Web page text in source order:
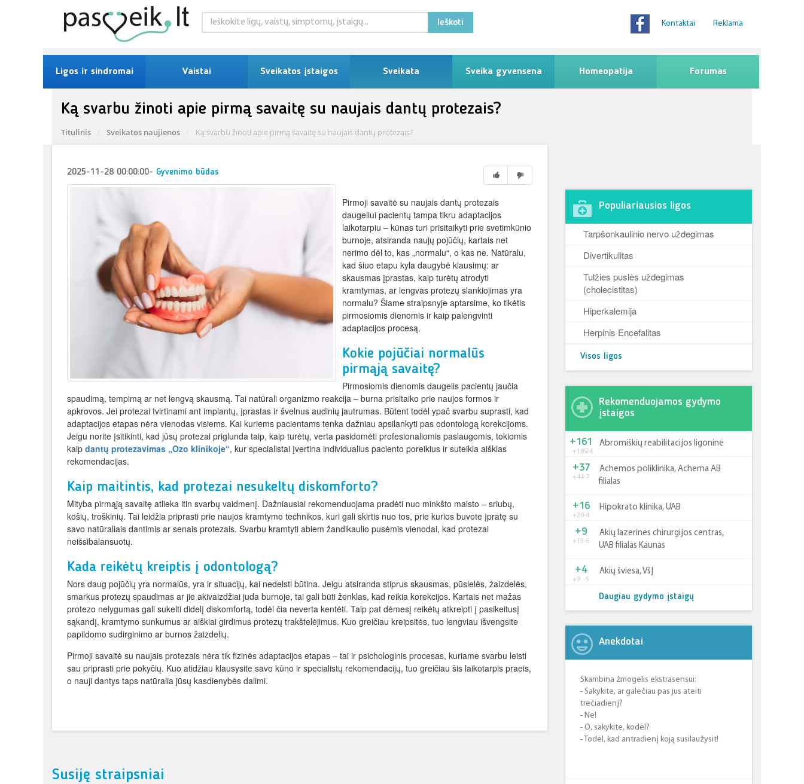
Ieškoti Kontaktai Reklama
Ligos ir sindromai Vaistai Sveikatos įstaigos Sveikata Sveika gyvensena Homeopatija Forumas
Ką svarbu žinoti apie pirmą savaitę su naujais dantų protezais?
Titulinis Sveikatos naujienos Ką svarbu žinoti apie pirmą savaitę su naujais dantų protezais?
2025-11-28 00:00:00- Gyvenimo būdas
Pirmoji savaitė su naujais dantų protezais
daugeliui pacientų tampa tikru adaptacijos
laikotarpiu – kūnas turi prisitaikyti prie svetimkūnio
burnoje, atsiranda naujų pojūčių, kartais net
nerimo dėl to, kas „normalu“, o kas ne. Natūralu,
kad šiuo etapu kyla daugybė klausimų: ar
skausmas įprastas, kaip turėtų atrodyti
kramtymas, ar lengvas protezų slankiojimas yra
normalu? Šiame straipsnyje aptarsime, ko tikėtis
pirmosiomis dienomis ir kaip palengvinti
adaptacijos procesą.
Kokie pojūčiai normalūs
pirmąją savaitę?
Pirmosiomis dienomis daugelis pacientų jaučia
spaudimą, tempimą ar net lengvą skausmą. Tai natūrali organizmo reakcija – burna prisitaiko prie naujos formos ir
apkrovos. Jei protezai tvirtinami ant implantų, įprastas ir švelnus audinių jautrumas. Būtent todėl ypač svarbu suprasti, kad
adaptacijos etapas nėra vienodas visiems. Kai kuriems pacientams tenka dažniau apsilankyti pas odontologą korekcijoms.
Jeigu norite įsitikinti, kad jūsų protezai priglunda taip, kaip turėtų, verta pasidomėti profesionaliomis paslaugomis, tokiomis
kaip dantų protezavimas „Ozo klinikoje“, kur specialistai įvertina individualius paciento poreikius ir suteikia aiškias
rekomendacijas.
Kaip maitintis, kad protezai nesukeltų diskomforto?
Mityba pirmąją savaitę atlieka itin svarbų vaidmenį. Dažniausiai rekomenduojama pradėti nuo minkšto maisto – sriubų,
košių, troškinių. Tai leidžia priprasti prie naujos kramtymo technikos, kuri gali skirtis nuo tos, prie kurios buvote įpratę su
savo natūraliais dantimis ar senais protezais. Svarbu kramtyti abiem žandikaulio pusėmis vienodai, kad protezai
neišsibalansuotų.
Kada reikėtų kreiptis į odontologą?
Nors daug pojūčių yra normalūs, yra ir situacijų, kai nedelsti būtina. Jeigu atsiranda stiprus skausmas, pūslelės, žaizdelės,
smarkus protezų spaudimas ar jie akivaizdžiai juda burnoje, tai gali būti ženklas, kad reikia korekcijos. Kartais net mažas
protezo nelygumas gali sukelti didelį diskomfortą, todėl čia neverta kentėti. Taip pat dėmesį reikėtų atkreipti į pasikeitusį
sąkandį, kramtymo sunkumus ar aiškiai girdimus protezų trakštelėjimus. Kuo greičiau kreipsitės, tuo lengviau išvengsite
papildomo sudirginimo ar burnos žaizdelių.
Pirmoji savaitė su naujais protezais nėra tik fizinės adaptacijos etapas – tai ir psichologinis procesas, kuriame svarbu leisti
sau priprasti prie pokyčių. Kuo atidžiau klausysite savo kūno ir specialistų rekomendacijų, tuo greičiau šis laikotarpis praeis,
o nauji dantys taps natūralia jūsų kasdienybės dalimi.
Susiję straipsniai
Populiariausios ligos
Tarpšonkaulinio nervo uždegimas
Divertikulitas
Tulžies puslės uždegimas
(cholecistitas)
Hiperkalemija
Herpinis Encefalitas
Visos ligos
Rekomenduojamos gydymo
įstaigos
+185-24
+161 Abromiškių reabilitacijos ligoninė
+44-7
+37
Achemos poliklinika, Achema AB
filialas
+20-4
+16 Hipokrato klinika, UAB
+15-6
+9
Akių lazerinės chirurgijos centras,
UAB filialas Kaunas
+9 -5
+4 Akių šviesa, VšĮ
Daugiau gydymo įstaigų
Anekdotai
Skambina žmogelis ekstrasensui:
- Sakykite, ar galėčiau pas jus ateiti
trečiadienį?
- Ne!
- O, sakykite, kodėl?
- Todėl, kad antradienį koją susilaužysit!